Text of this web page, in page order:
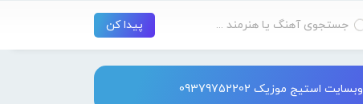
موزیک 09379752202